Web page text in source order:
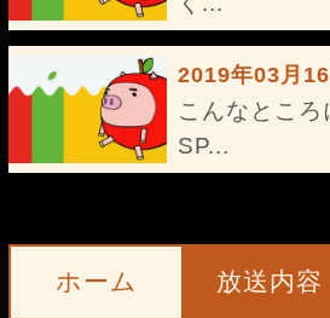
2019年03月
こんなとこ
SP...
ホーム 放送内容